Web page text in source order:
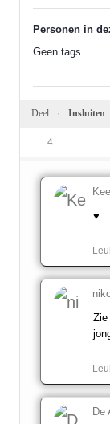
Personen in
Geen tags
Deel Insluiten
4
♥
Zie
De